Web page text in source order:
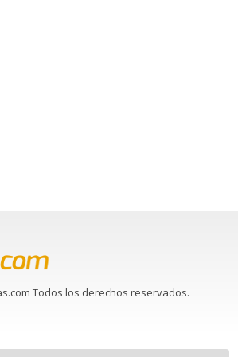
Todos los derechos reservados.